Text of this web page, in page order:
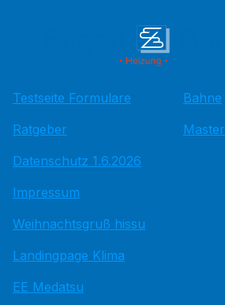
Testseite Formulare
Ratgeber
Datenschutz 1.6.2026
Impressum
Weihnachtsgruß hissu
Landingpage Klima
EE Medatsu
Bahne
Master